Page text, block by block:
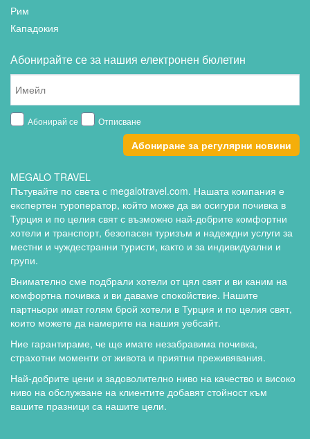
Рим
Кападокия
Абонирайте се за нашия електронен бюлетин
Абонирай се Отписване
Абониране за регулярни новини
MEGALO TRAVEL
Пътувайте по света с megalotravel.com. Нашата компания е
експертен туроператор, който може да ви осигури почивка в
Турция и по целия свят с възможно най-добрите комфортни
хотели и транспорт, безопасен туризъм и надеждни услуги за
местни и чуждестранни туристи, както и за индивидуални и
групи.
Внимателно сме подбрали хотели от цял свят и ви каним на
комфортна почивка и ви даваме спокойствие. Нашите
партньори имат голям брой хотели в Турция и по целия свят,
които можете да намерите на нашия уебсайт.
Ние гарантираме, че ще имате незабравима почивка,
страхотни моменти от живота и приятни преживявания.
Най-добрите цени и задоволително ниво на качество и високо
ниво на обслужване на клиентите добавят стойност към
вашите празници са нашите цели.